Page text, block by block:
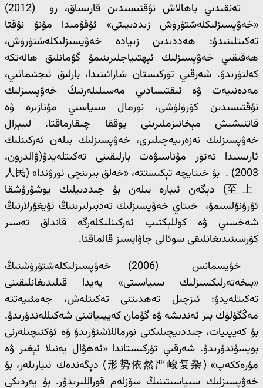
تەنقىدىي باھالاش نۇقتىسىدىن قارىساق، رو (2012)
«خەۋپسىزلىكلەشتۈرۈش زىددىيىتى» ئۇقۇمىدا مۇنۇ نۇقتا
تەكىتلىنىدۇ: ھەددىدىن زىيادە خەۋپسىزلىكلەشتۈرۈش،
ھەقىقىي خەۋپسىزلىك ئېھتىياجلىرىنىمۇ گۇمانلىق ھالەتكە
كەلتۈرىدۇ. شەرقىي تۈركىستان شارائىتىدا، بارلىق ئىجتىمائىي،
مەدەنىيەت ۋە ئىقتىسادىي مەسىلىلەرنىڭ خەۋپسىزلىك
نۇقتىسىدىن كۆرۈلۈشى، نورمال سىياسىي مۇنازىرە ۋە
قاتنىشىش مېخانىزملىرىنى يوققا چىقارماقتا. لىبېرال
خەۋپسىزلىك نەزەرىيەچىلىرى، خەۋپسىزلىك بىلەن ئەركىنلىك
ئارىسىدا تەتۈر مۇناسىۋەت بارلىقىنى تەكىتلەيدۇ(ۋالدرون،
2003) . بۇ خىتايچە تېكىستتە، «خەلق بىرىنچى ئورۇندا» (人民
至上) دېگەن ئىبارە بىلەن بۇ جىددىيلىك يوشۇرۇشقا
ئۇرۇنۇلسىمۇ، خىتاي خەۋپسىزلىك تەدبىرلىرىنىڭ ئۇيغۇرلارنىڭ
شەخسىي ۋە كوللېكتىپ ئەركىنلىكلەرگە قانداق تەسىر
كۆرسىتىدىغانلىقى سوئالى جاۋابسىز قالماقتا.
خۇيسمانس (2006) خەۋپسىزلىكلەشتۈرۈشنىڭ
«بىخەتەرلىكسىزلىك سىياسىتى» پەيدا قىلىدىغانلىقىنى
تەكىتلەيدۇ: ئىزچىل تەھدىتنى تەكىتلەش، جەمئىيەتتە
مەڭگۈلۈك بىر ئەندىشە ۋە گۇمان كەيپىياتىنى شەكىللەندۈرىدۇ.
بۇ كەيپىيات، جىددىيچىلىكنى نورماللاشتۇرىدۇ ۋە ئۆكتىچىلەرنى
بويسۇندۇرىدۇ. شەرقىي تۈركىستاندا «ئەھۋال يەنىلا ئېغىر ۋە
مۇرەككەپ» (形势依然严峻复杂) دېگەندەك ئىبارىلەر، بۇ
خەۋپسىزلىك سىياسىتىنىڭ سۆزلەم قوراللىرىدۇر. بۇ يەردىكى